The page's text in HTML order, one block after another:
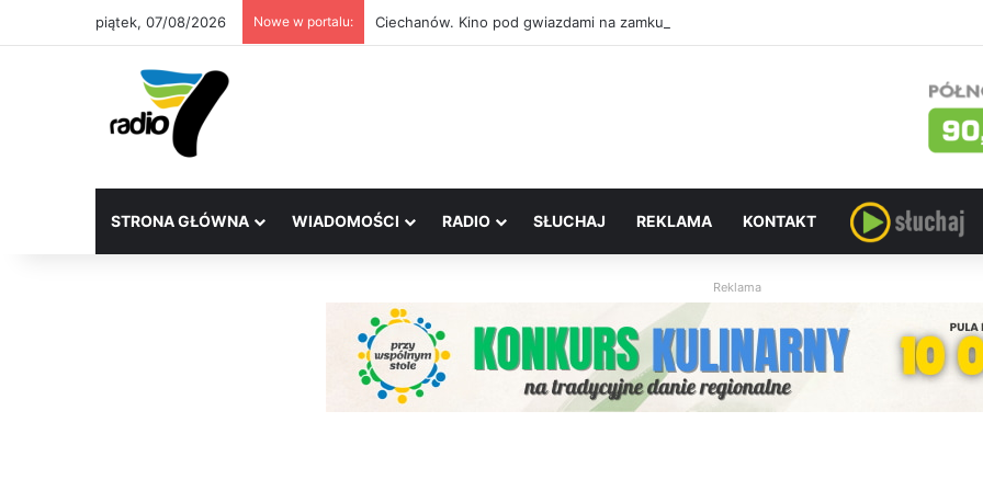
piątek, 07/08/2026 Nowe w portalu: Ciechanów. Kino pod gwiazdami na zamku. W sobotę „Ostatni pojedynek”
STRONA GŁÓWNA WIADOMOŚCI RADIO SŁUCHAJ REKLAMA KONTAKT
Reklama